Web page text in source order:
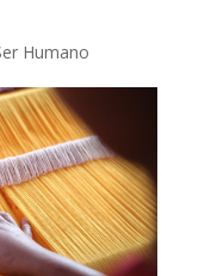
Humano